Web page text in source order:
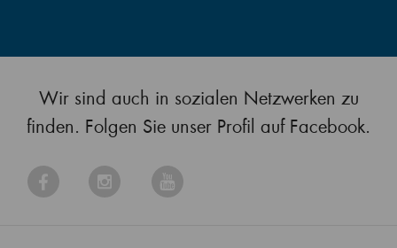
Wir sind auch in sozialen Netzwerken zu
finden. Folgen Sie unser Profil auf Facebook.